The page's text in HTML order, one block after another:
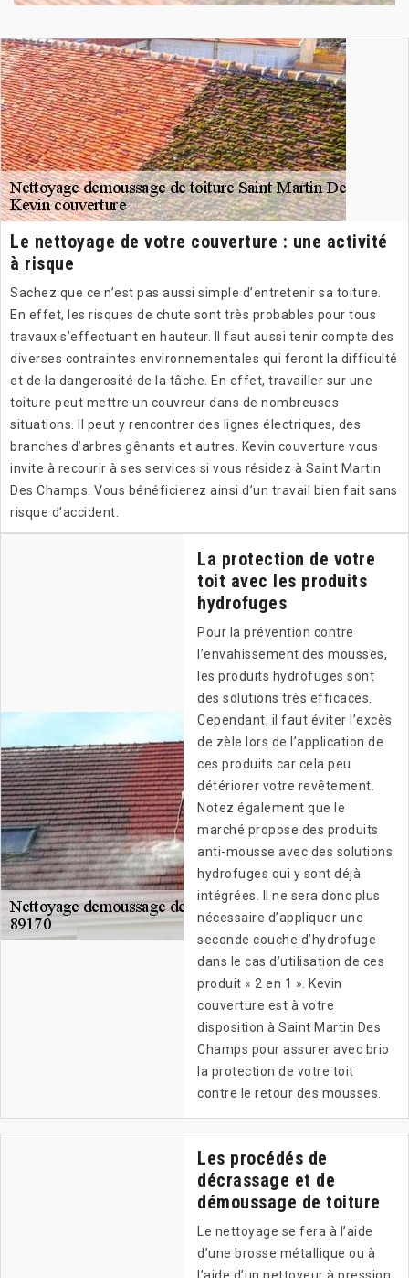
Le nettoyage de votre couverture : une activité
à risque
Sachez que ce n’est pas aussi simple d’entretenir sa toiture.
En effet, les risques de chute sont très probables pour tous
travaux s’effectuant en hauteur. Il faut aussi tenir compte des
diverses contraintes environnementales qui feront la difficulté
et de la dangerosité de la tâche. En effet, travailler sur une
toiture peut mettre un couvreur dans de nombreuses
situations. Il peut y rencontrer des lignes électriques, des
branches d’arbres gênants et autres. Kevin couverture vous
invite à recourir à ses services si vous résidez à Saint Martin
Des Champs. Vous bénéficierez ainsi d’un travail bien fait sans
risque d’accident.
La protection de votre
toit avec les produits
hydrofuges
Pour la prévention contre
l’envahissement des mousses,
les produits hydrofuges sont
des solutions très efficaces.
Cependant, il faut éviter l’excès
de zèle lors de l’application de
ces produits car cela peu
détériorer votre revêtement.
Notez également que le
marché propose des produits
anti-mousse avec des solutions
hydrofuges qui y sont déjà
intégrées. Il ne sera donc plus
nécessaire d’appliquer une
seconde couche d’hydrofuge
dans le cas d’utilisation de ces
produit « 2 en 1 ». Kevin
couverture est à votre
disposition à Saint Martin Des
Champs pour assurer avec brio
la protection de votre toit
contre le retour des mousses.
Les procédés de
décrassage et de
démoussage de toiture
Le nettoyage se fera à l’aide
d’une brosse métallique ou à